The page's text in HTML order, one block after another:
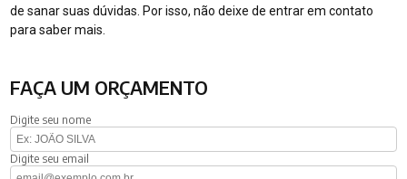
de sanar suas dúvidas. Por isso, não deixe de entrar em contato
para saber mais.
FAÇA UM ORÇAMENTO
Digite seu nome
Digite seu email